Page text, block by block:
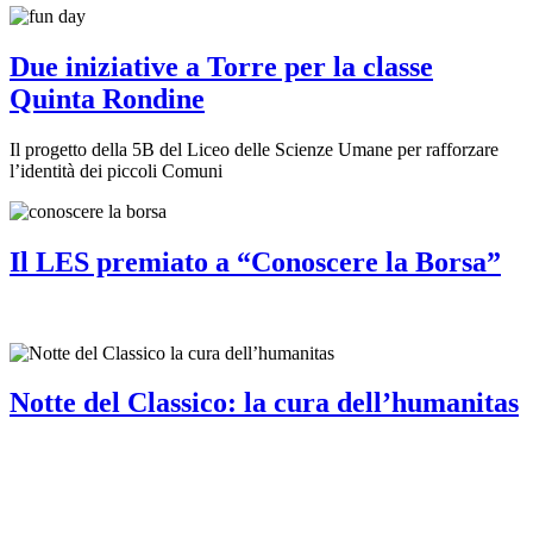
Due iniziative a Torre per la classe
Quinta Rondine
Il progetto della 5B del Liceo delle Scienze Umane per rafforzare
l’identità dei piccoli Comuni
Il LES premiato a “Conoscere la Borsa”
Notte del Classico: la cura dell’humanitas